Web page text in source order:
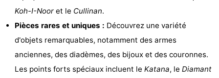
Faire
vélo
-
Vie
Koh-I-Noor et le Cullinan.
Pièces rares et uniques : Découvrez une variété
d'objets remarquables, notamment des armes
anciennes, des diadèmes, des bijoux et des couronnes.
Les points forts spéciaux incluent le Katana, le Diamant